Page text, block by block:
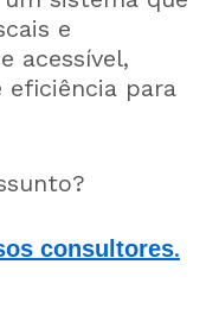
e
acessível,
para
consultores.